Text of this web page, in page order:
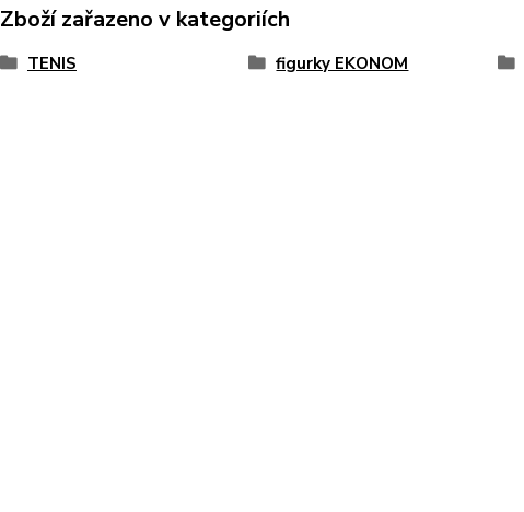
Zboží zařazeno v kategoriích
TENIS figurky EKONOM